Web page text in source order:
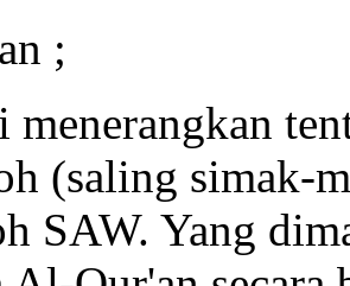
;
menerangkan
(saling simak-
SAW. Yang